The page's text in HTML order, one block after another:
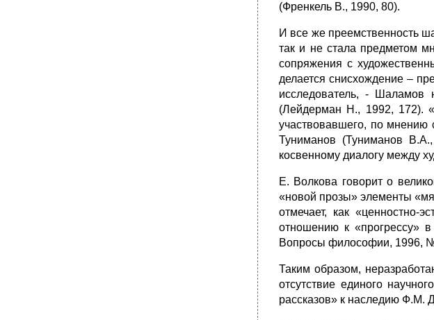
(Френкель В., 1990, 80).
И все же преемственность
так и не стала предметом
сопряжения с
делается снисхождение –
исследователь, - Шаламов
(Лейдерман Н., 1992, 172).
участвовавшего, по мнению
Туниманов (Туниманов
косвенному диалогу между
Е. Волкова говорит о
«новой прозы» элементы
отмечает, как «ценностно-
отношению к «прогрессу»
Вопросы философии, 1996,
Таким образом,
отсутствие единого
рассказов» к наследию Ф.М.